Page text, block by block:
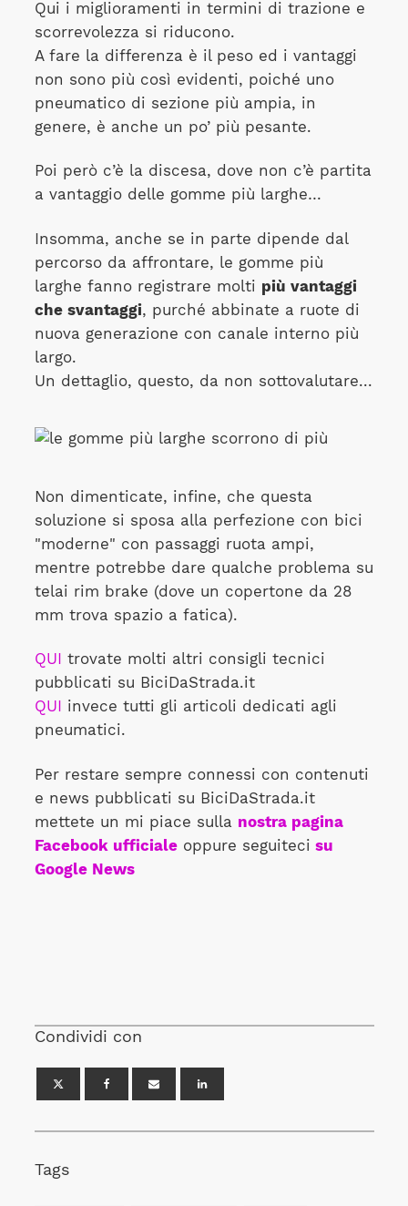
Qui i miglioramenti in termini di trazione e
scorrevolezza si riducono.
A fare la differenza è il peso ed i vantaggi
non sono più così evidenti, poiché uno
pneumatico di sezione più ampia, in
genere, è anche un po’ più pesante.
Poi però c’è la discesa, dove non c’è partita
a vantaggio delle gomme più larghe…
Insomma, anche se in parte dipende dal
percorso da affrontare, le gomme più
larghe fanno registrare molti più vantaggi
che svantaggi, purché abbinate a ruote di
nuova generazione con canale interno più
largo.
Un dettaglio, questo, da non sottovalutare...
Non dimenticate, infine, che questa
soluzione si sposa alla perfezione con bici
"moderne" con passaggi ruota ampi,
mentre potrebbe dare qualche problema su
telai rim brake (dove un copertone da 28
mm trova spazio a fatica).
QUI trovate molti altri consigli tecnici
pubblicati su BiciDaStrada.it
QUI invece tutti gli articoli dedicati agli
pneumatici.
Per restare sempre connessi con contenuti
e news pubblicati su BiciDaStrada.it
mettete un mi piace sulla nostra pagina
Facebook ufficiale oppure seguiteci su
Google News
Condividi con
Tags